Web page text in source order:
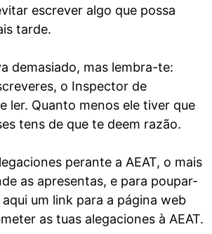
escrever algo que possa
tarde.
demasiado, mas lembra-te:
o Inspector de
ler. Quanto menos ele tiver que
tens de que te deem razão.
perante a AEAT, o mais
as apresentas, e para poupar-
um link para a página web
as tuas alegaciones à AEAT.